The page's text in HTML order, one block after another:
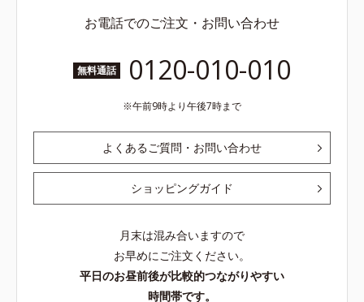
お電話でのご注文・お問い合わせ
無料通話 0120-010-010
午前9時より午後7時まで
よくあるご質問・お問い合わせ
ショッピングガイド
月末は混み合いますので
お早めにご注文ください。
平日のお昼前後が比較的つながりやすい
時間帯です。